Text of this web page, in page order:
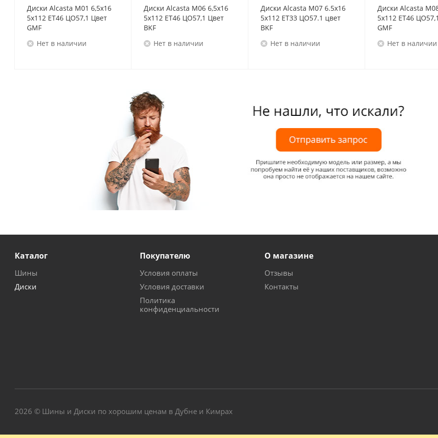
Диски Alcasta M01 6,5x16
5x112 ET46 ЦО57,1 Цвет
GMF
Нет в наличии
Диски Alcasta M06 6,5x16
5x112 ET46 ЦО57,1 Цвет
BKF
Нет в наличии
Диски Alcasta M07 6.5x16
5x112 ET33 ЦО57.1 цвет
BKF
Нет в наличии
Диски Alcasta
5x112 ET46
GMF
Нет в наличии
Каталог
Шины
Диски
Покупателю
Условия оплаты
Условия доставки
Политика
конфиденциальности
О магазине
Отзывы
Контакты
2026 © Шины и Диски по хорошим ценам в Дубне и Кимрах